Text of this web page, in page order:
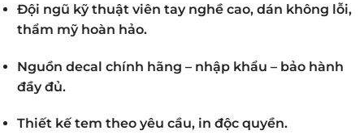
Đội ngũ kỹ thuật viên tay nghề cao, dán không lỗi,
thẩm mỹ hoàn hảo.
Nguồn decal chính hãng – nhập khẩu – bảo hành
đầy đủ.
Thiết kế tem theo yêu cầu, in độc quyền.